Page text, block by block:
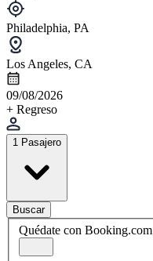
Philadelphia, PA
Los Angeles, CA
09/08/2026
+ Regreso
1 Pasajero
Buscar
Quédate con Booking.com